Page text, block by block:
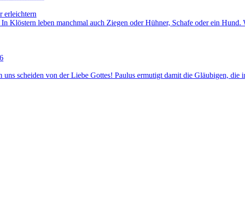
erleichtern
Klöstern leben manchmal auch Ziegen oder Hühner, Schafe oder ein
scheiden von der Liebe Gottes! Paulus ermutigt damit die Gläubigen,